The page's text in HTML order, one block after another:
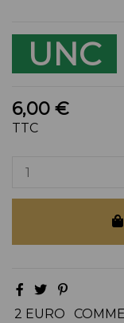
UNC
6,00 €
TTC
2 EURO